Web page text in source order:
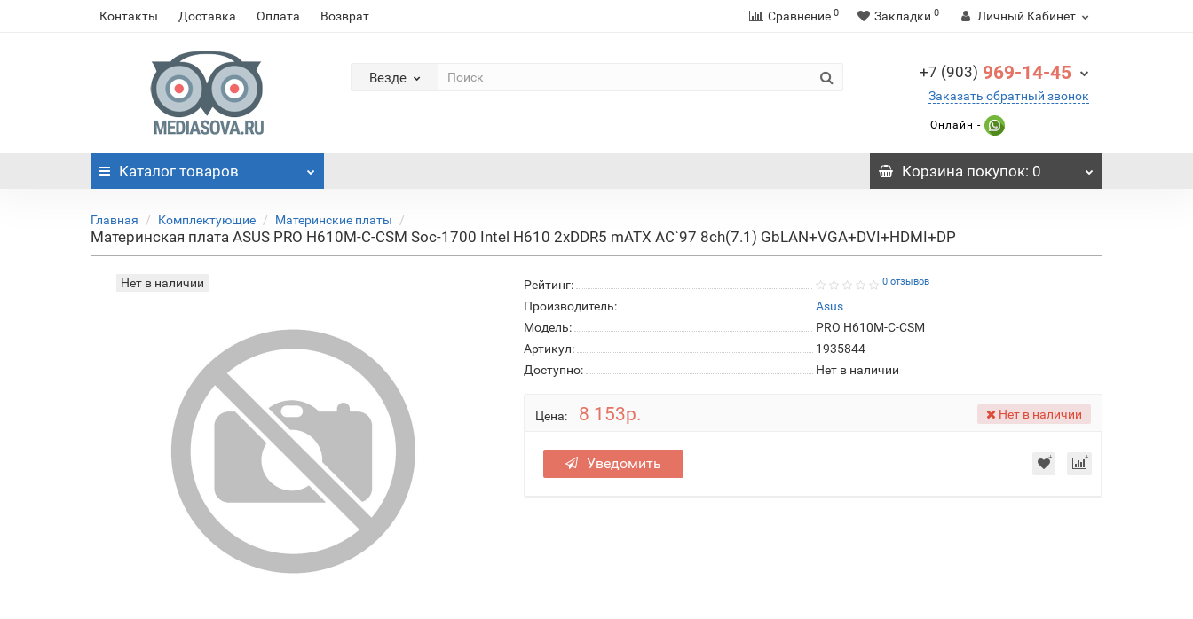
Контакты Доставка Оплата Возврат Сравнение 0 Закладки 0 Личный Кабинет
Везде +7 (903) 969-14-45
Заказать обратный звонок
Онлайн -
Каталог товаров Корзинапокупок: 0
Главная Комплектующие Материнские платы
Материнская плата ASUS PRO H610M-C-CSM Soc-1700 Intel H610 2xDDR5 mATX AC`97 8ch(7.1) GbLAN+VGA+DVI+HDMI+DP
Нет в наличии Рейтинг: 0 отзывов
Производитель:
Asus
Модель:
PRO H610M-C-CSM
Артикул:
1935844
Доступно:
Нет в наличии
Цена: 8 153р. Нет в наличии
Уведомить